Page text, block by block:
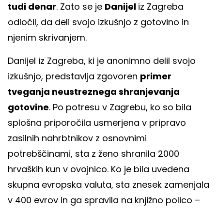
tudi denar. Zato se je Danijel iz Zagreba
odločil, da deli svojo izkušnjo z gotovino in
njenim skrivanjem.
Danijel iz Zagreba, ki je anonimno delil svojo
izkušnjo, predstavlja zgovoren primer
tveganja neustreznega shranjevanja
gotovine. Po potresu v Zagrebu, ko so bila
splošna priporočila usmerjena v pripravo
zasilnih nahrbtnikov z osnovnimi
potrebščinami, sta z ženo shranila 2000
hrvaških kun v ovojnico. Ko je bila uvedena
skupna evropska valuta, sta znesek zamenjala
v 400 evrov in ga spravila na knjižno polico –